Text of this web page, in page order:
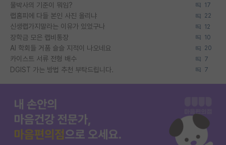
물박사의 기준이 뭐임? 17
랩홈피에 다들 본인 사진 올리냐 22
신생랩가지말라는 이유가 있었구나 12
장학금 모은 랩비통장 10
AI 학회들 거품 슬슬 지적이 나오네요 20
카이스트 서류 전형 배수 7
DGIST 가는 방법 추천 부탁드립니다. 7